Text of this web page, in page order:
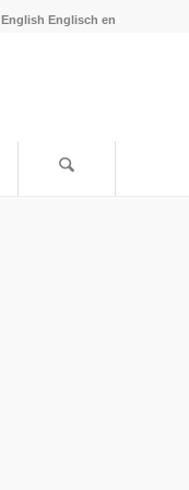
English Englisch en